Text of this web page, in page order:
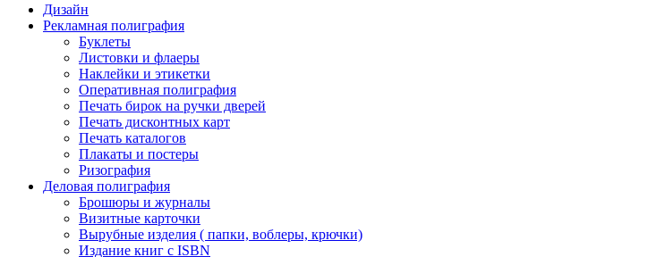
Дизайн
Рекламная полиграфия
Буклеты
Листовки и флаеры
Наклейки и этикетки
Оперативная полиграфия
Печать бирок на ручки дверей
Печать дисконтных карт
Печать каталогов
Плакаты и постеры
Ризография
Деловая полиграфия
Брошюры и журналы
Визитные карточки
Вырубные изделия ( папки, воблеры, крючки)
Издание книг с ISBN